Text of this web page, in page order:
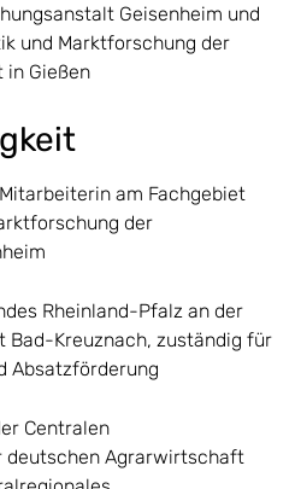
Geisenheim und
und Marktforschung der
Gießen
am Fachgebiet
der
Rheinland-Pfalz an der
Bad-Kreuznach, zuständig für
Absatzförderung
Centralen
deutschen Agrarwirtschaft